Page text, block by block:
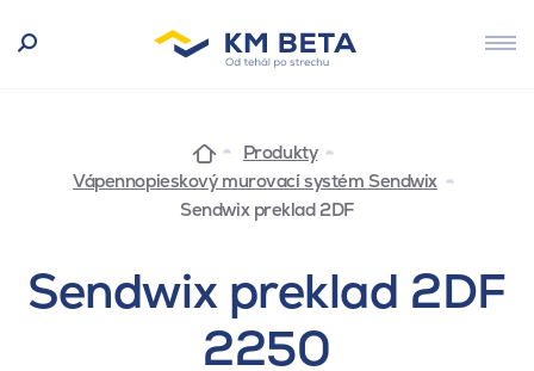
Produkty
Vápennopieskový murovací systém Sendwix
Sendwix preklad 2DF
Sendwix preklad 2DF
2250